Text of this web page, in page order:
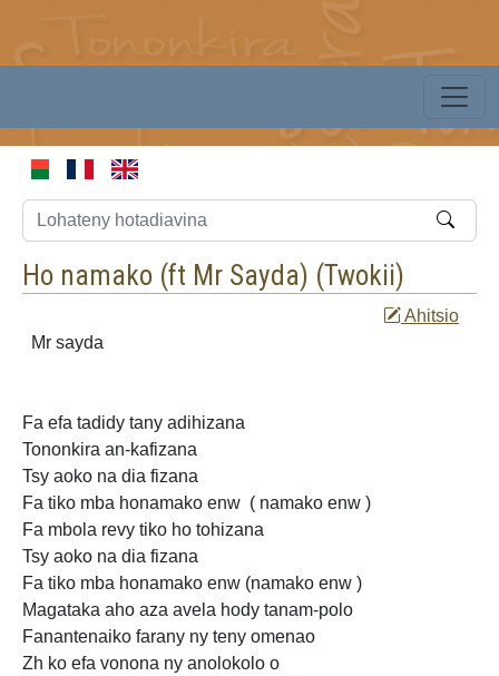
Ho namako (ft Mr Sayda) (Twokii)
Ahitsio
Mr sayda
Fa efa tadidy tany adihizana
Tononkira an-kafizana
Tsy aoko na dia fizana
Fa tiko mba honamako enw ( namako enw )
Fa mbola revy tiko ho tohizana
Tsy aoko na dia fizana
Fa tiko mba honamako enw (namako enw )
Magataka aho aza avela hody tanam-polo
Fanantenaiko farany ny teny omenao
Zh ko efa vonona ny anolokolo o